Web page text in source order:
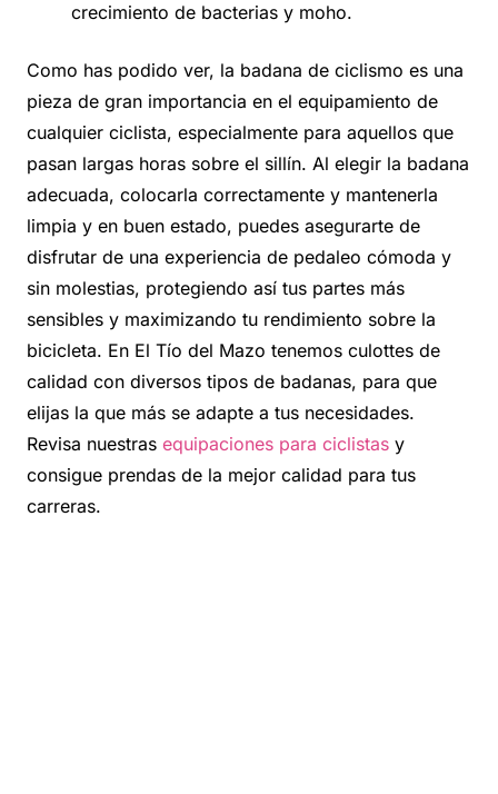
crecimiento de bacterias y moho.
Como has podido ver, la badana de ciclismo es una
pieza de gran importancia en el equipamiento de
cualquier ciclista, especialmente para aquellos que
pasan largas horas sobre el sillín. Al elegir la badana
adecuada, colocarla correctamente y mantenerla
limpia y en buen estado, puedes asegurarte de
disfrutar de una experiencia de pedaleo cómoda y
sin molestias, protegiendo así tus partes más
sensibles y maximizando tu rendimiento sobre la
bicicleta. En El Tío del Mazo tenemos culottes de
calidad con diversos tipos de badanas, para que
elijas la que más se adapte a tus necesidades.
Revisa nuestras equipaciones para ciclistas y
consigue prendas de la mejor calidad para tus
carreras.